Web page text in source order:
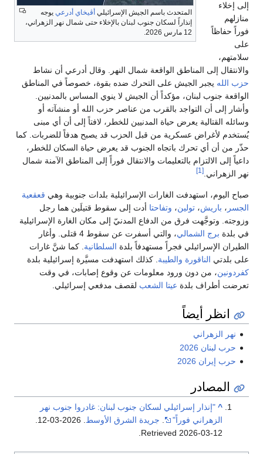
المتحدث باسم الجيش الإسرائيلي أڤيخاي أدرعي يوجه
إنذاراً لسكان جنوب لبنان بالإخلاء حتى شمال نهر الزهراني،
12 مارس 2026.
إلى إخلاء
منازلهم
فوراً حفاظاً
على
سلامتهم،
والانتقال إلى المناطق الواقعة شمال النهر. وقال أدرعي أن نشاط
حزب الله يجبر الجيش على التحرك ضده بقوة، خصوصاً في المناطق
الواقعة جنوب لبنان، مؤكداً أن الجيش لا ينوي المساس بالمدنيين.
وأشار إلى أن التواجد بالقرب من عناصر حزب الله أو منشآته أو
وسائله القتالية يعرض حياة المدنيين للخطر، لافتاً إلى أن أي مبنى
يُستخدم لأغراض عسكرية من قبل الحزب قد يصبح هدفاً للضربات. كما
حذّر من أن أي تحرك باتجاه الجنوب قد يعرض حياة السكان للخطر،
داعياً إلى الالتزام بالتعليمات والانتقال فوراً إلى المناطق الآمنة شمال
نهر الزهراني. [1]
صباح اليوم، استهدفت الغارات الإسرائيلية بلدات جنوبية وهي قعقعية
الجسر ، باريش، تولين، وتفاحتا أدت إلى سقوط قتيلَين هما رجل
وزوجته. وتوجَّهت فرق من الدفاع المدنيّ إلى مكان الغارة الإسرائيلية
في بلدة برج الشمالي
، والتي أسفرت عن سقوط 4 قتلى. وأغار
الطيران الإسرائيلي فجراً مستهدفاً بلدة السلطانية . كما شنَّ غارات
على بلدتي الناقورة والطيبة . كذلك استهدفت مسيَّرة إسرائيلية بلدة
كفردونين، من دون ورود معلومات عن وقوع إصابات، في وقت
تعرضت أطراف بلدة عيتا الشعب لقصف مدفعي إسرائيلي.
انظر أيضاً
نهر الزهراني
حرب لبنان 2026
حرب إيران 2026
المصادر
^ "إنذار إسرائيلي لسكان جنوب لبنان: غادروا جنوب نهر
الزهراني فوراً"
جريدة الشرق الأوسط
Retrieved 2026-03-12